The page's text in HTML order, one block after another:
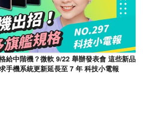
給中階機？微軟 9/22 舉辦發表會 這些新品
手機系統更新延長至 7 年 科技小電報